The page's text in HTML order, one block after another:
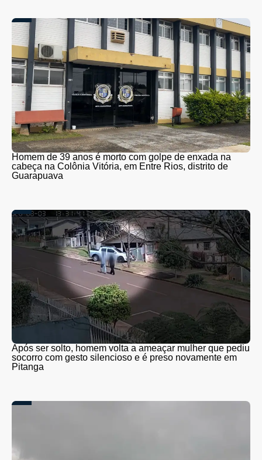
Homem de 39 anos é morto com golpe de enxada na
cabeça na Colônia Vitória, em Entre Rios, distrito de
Guarapuava
Após ser solto, homem volta a ameaçar mulher que pediu
socorro com gesto silencioso e é preso novamente em
Pitanga